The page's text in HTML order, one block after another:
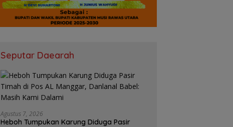
Seputar Daearah
Agustus 7, 2026
Heboh Tumpukan Karung Diduga Pasir